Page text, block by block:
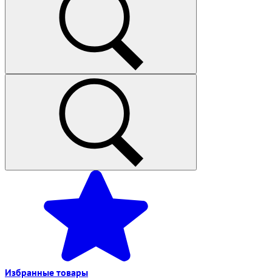
Избранные товары